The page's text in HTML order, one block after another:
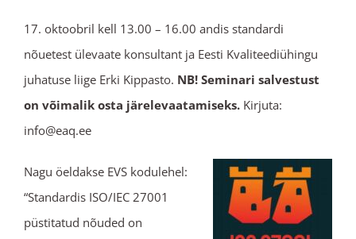
17. oktoobril kell 13.00 – 16.00 andis standardi
nõuetest ülevaate konsultant ja Eesti Kvaliteediühingu
juhatuse liige Erki Kippasto. NB! Seminari salvestust
on võimalik osta järelevaatamiseks. Kirjuta:
info@eaq.ee
Nagu öeldakse EVS kodulehel:
“Standardis ISO/IEC 27001
püstitatud nõuded on